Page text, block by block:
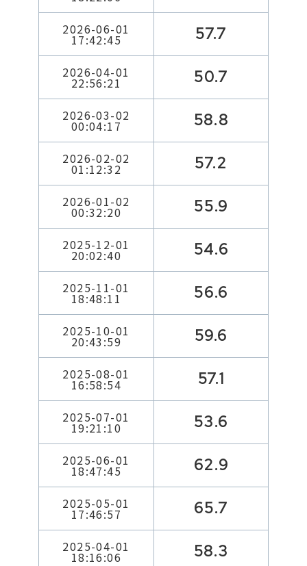
2026-06-01
17:42:45 57.7
2026-04-01
22:56:21 50.7
2026-03-02
00:04:17 58.8
2026-02-02
01:12:32 57.2
2026-01-02
00:32:20 55.9
2025-12-01
20:02:40 54.6
2025-11-01
18:48:11 56.6
2025-10-01
20:43:59 59.6
2025-08-01
16:58:54 57.1
2025-07-01
19:21:10 53.6
2025-06-01
18:47:45 62.9
2025-05-01
17:46:57 65.7
2025-04-01
18:16:06 58.3